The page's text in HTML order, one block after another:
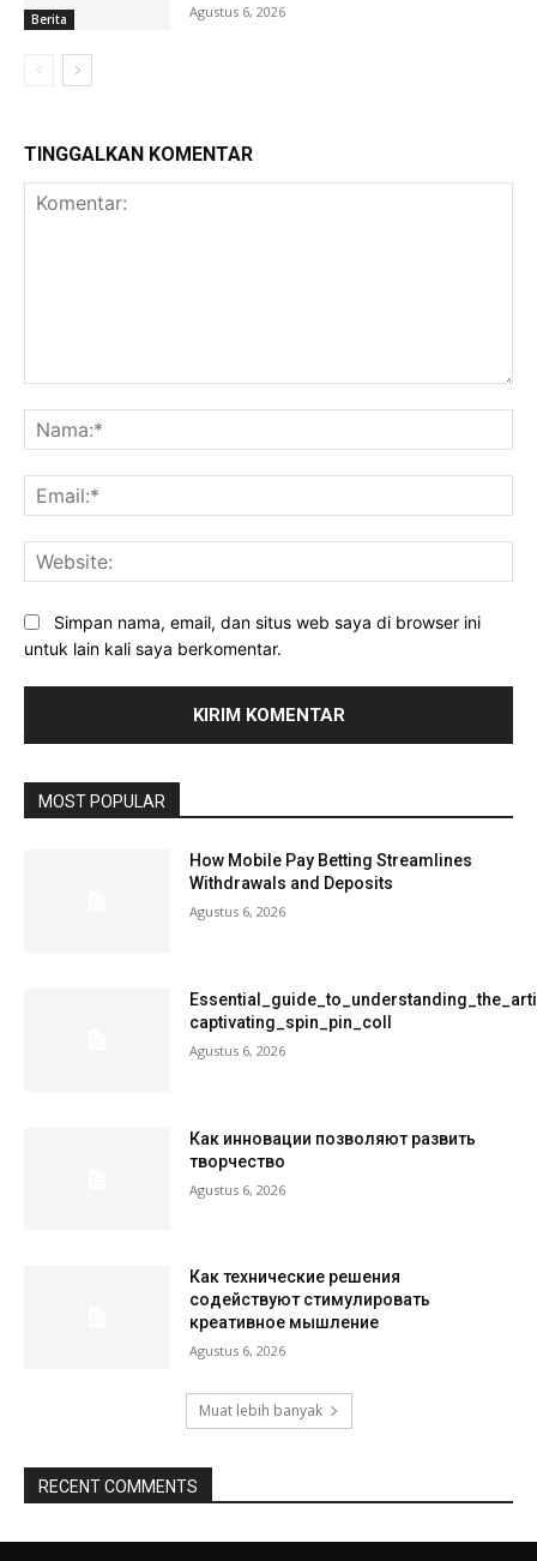
Berita Agustus 6, 2026
TINGGALKAN KOMENTAR
Simpan nama, email, dan situs web saya di browser ini
untuk lain kali saya berkomentar.
MOST POPULAR
How Mobile Pay Betting Streamlines
Withdrawals and Deposits
Agustus 6, 2026
captivating_spin_pin_coll
Agustus 6, 2026
Как инновации позволяют развить
творчество
Agustus 6, 2026
Как технические решения
содействуют стимулировать
креативное мышление
Agustus 6, 2026
Muat lebih banyak
RECENT COMMENTS